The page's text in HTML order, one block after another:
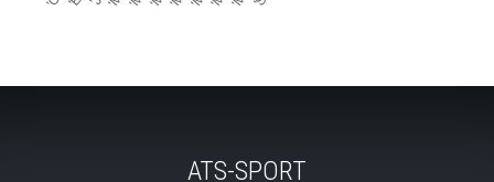
ATS-SPORT